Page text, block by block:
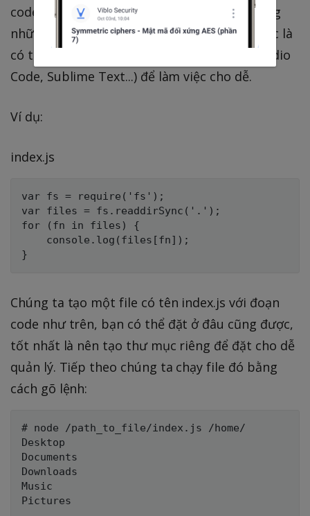
code đều được. Dĩ nhiên là chúng ta nên dùng
những editor có chức năng hiển thị code (tức là
có thể in màu những từ khóa như Visual Studio
Code, Sublime Text...) để làm việc cho dễ.
Ví dụ:
index.js
var fs = require('fs');
var files = fs.readdirSync('.');
for (fn in files) {
    console.log(files[fn]);
Chúng ta tạo một file có tên index.js với đoạn
code như trên, bạn có thể đặt ở đâu cũng được,
tốt nhất là nên tạo thư mục riêng để đặt cho dễ
quản lý. Tiếp theo chúng ta chạy file đó bằng
cách gõ lệnh:
# node /path_to_file/index.js /home/
Desktop
Documents
Downloads
Music